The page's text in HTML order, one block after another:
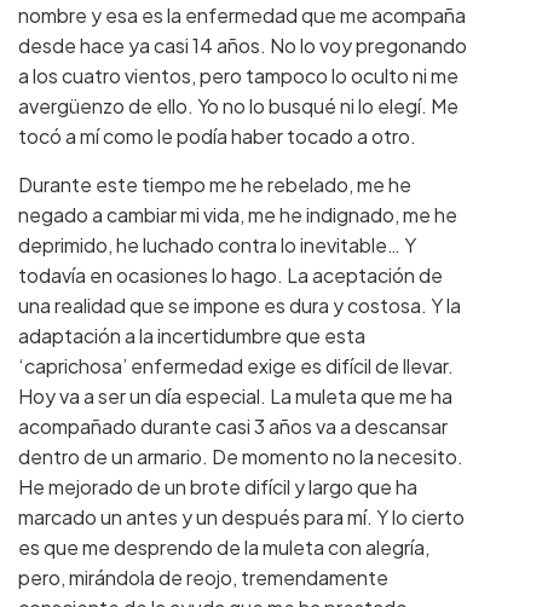
nombre y esa es la enfermedad que me acompaña
desde hace ya casi 14 años. No lo voy pregonando
a los cuatro vientos, pero tampoco lo oculto ni me
avergüenzo de ello. Yo no lo busqué ni lo elegí. Me
tocó a mí como le podía haber tocado a otro.
Durante este tiempo me he rebelado, me he
negado a cambiar mi vida, me he indignado, me he
deprimido, he luchado contra lo inevitable… Y
todavía en ocasiones lo hago. La aceptación de
una realidad que se impone es dura y costosa. Y la
adaptación a la incertidumbre que esta
‘caprichosa’ enfermedad exige es difícil de llevar.
Hoy va a ser un día especial. La muleta que me ha
acompañado durante casi 3 años va a descansar
dentro de un armario. De momento no la necesito.
He mejorado de un brote difícil y largo que ha
marcado un antes y un después para mí. Y lo cierto
es que me desprendo de la muleta con alegría,
pero, mirándola de reojo, tremendamente